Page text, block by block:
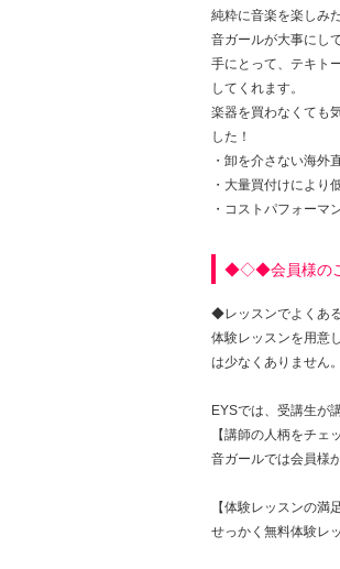
純粋に音楽を楽しみ
音ガールが大事にし
手にとって、テキト
してくれます。
楽器を買わなくても
した！
・卸を介さない海外
・大量買付けにより
・コストパフォーマ
◆◇◆会員様のご
◆レッスンでよくあ
体験レッスンを用意
は少なくありません。
EYSでは、受講生が
【講師の人柄をチェ
音ガールでは会員様
【体験レッスンの満
せっかく無料体験レ